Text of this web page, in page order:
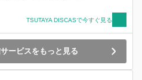
TSUTAYA DISCASで今すぐ見る
ービスをもっと見る